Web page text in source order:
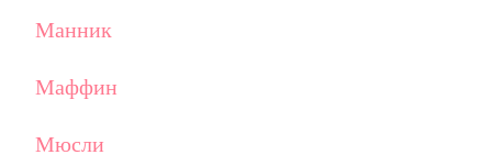
Манник
Маффин
Мюсли